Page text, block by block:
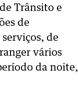
Trânsito e
de
de
vários
da noite,